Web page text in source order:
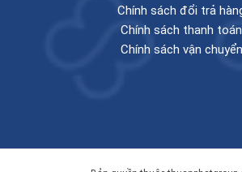
Chính sách đổi trả
Chính sách thanh toán
Chính sách vận chuyển